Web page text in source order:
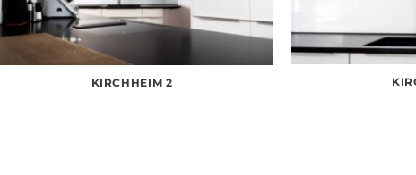
KIRCHHEIM 2